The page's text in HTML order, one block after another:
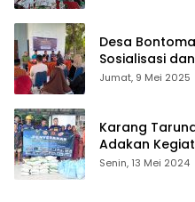
Desa
Sosialisasi
ID
Jumat, 9 Mei 2025
Karang
Adakan
Dhuafa dan
Senin, 13 Mei 2024